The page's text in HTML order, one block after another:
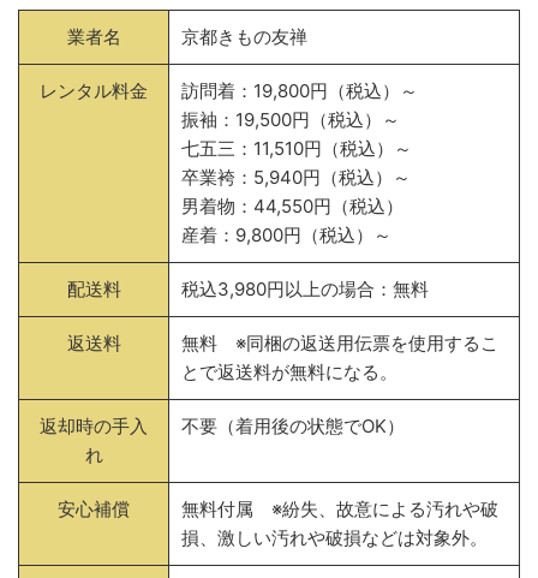
業者名 京都きもの友禅
レンタル料金
訪問着：19,800円（税込）～
振袖：19,500円（税込）～
七五三：11,510円（税込）～
卒業袴：5,940円（税込）～
男着物：44,550円（税込）
産着：9,800円（税込）～
配送料 税込3,980円以上の場合：無料
返送料
無料 ※同梱の返送用伝票を使用するこ
とで返送料が無料になる。
返却時の手入
れ
不要（着用後の状態でOK）
安心補償
無料付属 ※紛失、故意による汚れや破
損、激しい汚れや破損などは対象外。